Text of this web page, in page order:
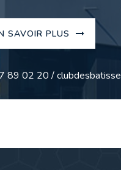
SAVOIR PLUS
89 02 20 /